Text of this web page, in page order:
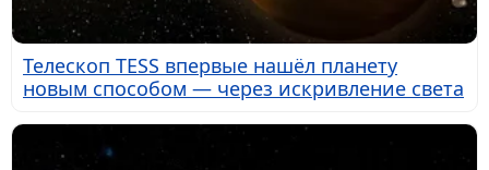
Телескоп TESS впервые нашёл планету
новым способом — через искривление света